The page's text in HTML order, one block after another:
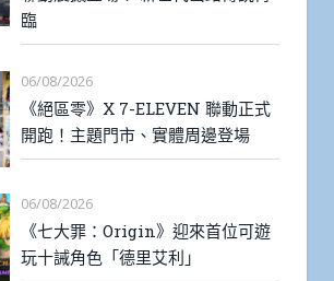
臨
06/08/2026
《絕區零》X 7-ELEVEN 聯動正式
開跑！主題門市、實體周邊登場
06/08/2026
《七大罪：Origin》迎來首位可遊
玩十誡角色「德里艾利」